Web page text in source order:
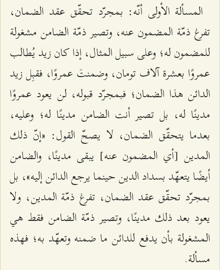
المسألة الأولى أنّه: بمجرّد تحقّق عقد الضمان،
تفرغ ذمّة المضمون عنه، وتصير ذمّة الضامن مشغولة
للمضمون له؛ وعلى سبيل المثال، إذا كان زيد يُطالب
عمروًا بعشرة آلاف تومان، وضمنتَ عمروًا، فقبِل زيد
الدائن هذا الضمان؛ فبمجرّد قبوله، لن يعود عمروًا
مدينًا له، بل تصير أنت الضامن مدينًا له؛ وعليه،
بعدما يتحقّق الضمان، لا يصحّ القول: «إنّ ذلك
المدين [أي المضمون عنه] يبقى مدينًا، والضامن
أيضًا يتعهّد بسداد الدين حينما يرجع الدائن إليه»، بل
بمجرّد تحقّق عقد الضمان، تفرغ ذمّة المدين، ولا
يعود بعد ذلك مدينًا، وتصير ذمّة الضامن فقط هي
المشغولة بأن يدفع للدائن ما ضمنه وتعهّد به؛ فهذه
مسألة.